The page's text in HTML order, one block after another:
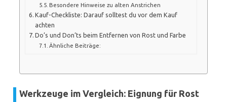
Besondere Hinweise zu alten Anstrichen
Kauf-Checkliste: Darauf solltest du vor dem Kauf
achten
Do’s und Don’ts beim Entfernen von Rost und Farbe
Ähnliche Beiträge:
Werkzeuge im Vergleich: Eignung für Rost